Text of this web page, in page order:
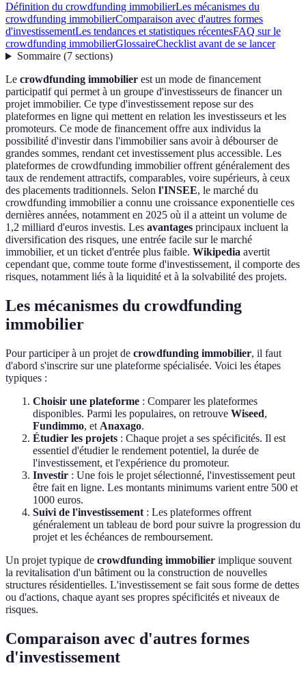
Définition du crowdfunding immobilierLes mécanismes du
crowdfunding immobilierComparaison avec d'autres formes
d'investissementLes tendances et statistiques récentesFAQ sur le
crowdfunding immobilierGlossaireChecklist avant de se lancer
Sommaire(7 sections)
Le crowdfunding immobilier est un mode de financement
participatif qui permet à un groupe d'investisseurs de financer un
projet immobilier. Ce type d'investissement repose sur des
plateformes en ligne qui mettent en relation les investisseurs et les
promoteurs. Ce mode de financement offre aux individus la
possibilité d'investir dans l'immobilier sans avoir à débourser de
grandes sommes, rendant cet investissement plus accessible. Les
plateformes de crowdfunding immobilier offrent généralement des
taux de rendement attractifs, comparables, voire supérieurs, à ceux
des placements traditionnels. Selon l'INSEE, le marché du
crowdfunding immobilier a connu une croissance exponentielle ces
dernières années, notamment en 2025 où il a atteint un volume de
1,2 milliard d'euros investis. Les avantages principaux incluent la
diversification des risques, une entrée facile sur le marché
immobilier, et un ticket d'entrée plus faible. Wikipedia avertit
cependant que, comme toute forme d'investissement, il comporte des
risques, notamment liés à la liquidité et à la solvabilité des projets.
Les mécanismes du crowdfunding
immobilier
Pour participer à un projet de crowdfunding immobilier, il faut
d'abord s'inscrire sur une plateforme spécialisée. Voici les étapes
typiques :
Choisir une plateforme : Comparer les plateformes
disponibles. Parmi les populaires, on retrouve Wiseed,
Fundimmo, et Anaxago.
Étudier les projets : Chaque projet a ses spécificités. Il est
essentiel d'étudier le rendement potentiel, la durée de
l'investissement, et l'expérience du promoteur.
Investir : Une fois le projet sélectionné, l'investissement peut
être fait en ligne. Les montants minimums varient entre 500 et
1000 euros.
Suivi de l'investissement : Les plateformes offrent
généralement un tableau de bord pour suivre la progression du
projet et les échéances de remboursement.
Un projet typique de crowdfunding immobilier implique souvent
la revitalisation d'un bâtiment ou la construction de nouvelles
structures résidentielles. L'investissement se fait sous forme de dettes
ou d'actions, chaque ayant ses propres spécificités et niveaux de
risques.
Comparaison avec d'autres formes
d'investissement